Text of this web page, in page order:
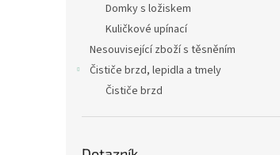
Domky s ložiskem
Kuličkové upínací
Nesouvisející zboží s těsněním
Čističe brzd, lepidla a tmely
Čističe brzd